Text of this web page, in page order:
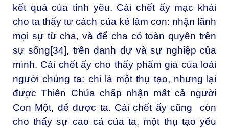
kết quả của tình yêu. Cái chết ấy mạc khải
cho ta thấy tư cách của kẻ làm con: nhận lãnh
mọi sự từ cha, và để cha có toàn quyền trên
sự sống[34], trên danh dự và sự nghiệp của
mình. Cái chết ấy cho thấy phẩm giá của loài
người chúng ta: chỉ là một thụ tạo, nhưng lại
được Thiên Chúa chấp nhận mất cả người
Con Một, để được ta. Cái chết ấy cũng còn
cho thấy sự cao cả của ta, một thụ tạo yếu